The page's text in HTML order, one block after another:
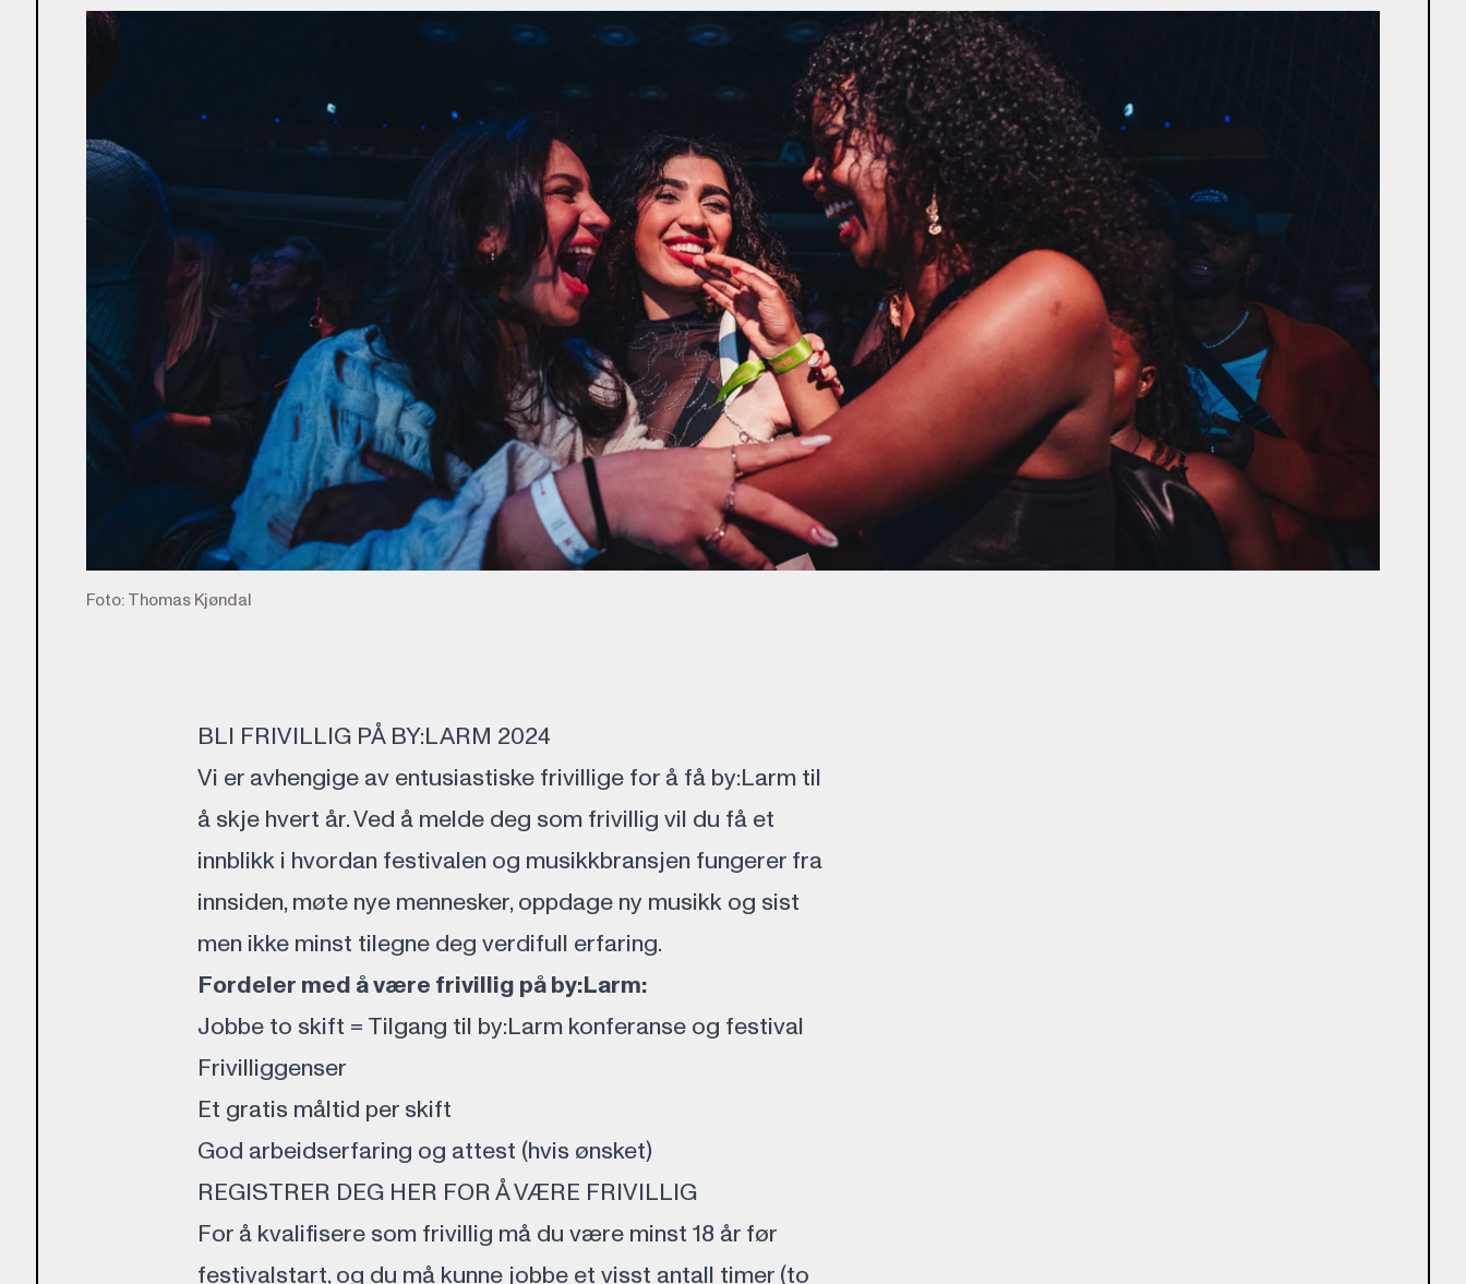
Foto: Thomas Kjøndal
BLI FRIVILLIG PÅ BY:LARM 2024
Vi er avhengige av entusiastiske frivillige for å få by:Larm til
å skje hvert år. Ved å melde deg som frivillig vil du få et
innblikk i hvordan festivalen og musikkbransjen fungerer fra
innsiden, møte nye mennesker, oppdage ny musikk og sist
men ikke minst tilegne deg verdifull erfaring.
Fordeler med å være frivillig på by:Larm:
Jobbe to skift = Tilgang til by:Larm konferanse og festival
Frivilliggenser
Et gratis måltid per skift
God arbeidserfaring og attest (hvis ønsket)
REGISTRER DEG HER FOR Å VÆRE FRIVILLIG
For å kvalifisere som frivillig må du være minst 18 år før
festivalstart, og du må kunne jobbe et visst antall timer (to